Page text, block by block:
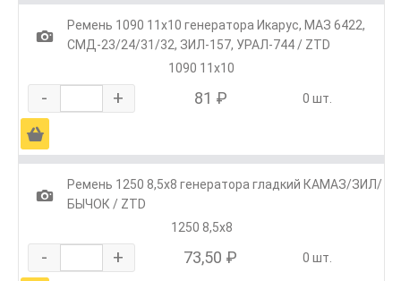
1
Ремень 1090 11x10 генератора Икарус, МАЗ 6422,
СМД-23/24/31/32, ЗИЛ-157, УРАЛ-744 / ZTD
1090 11x10
- + 81 ₽ 0 шт.
Ä
1
Ремень 1250 8,5х8 генератора гладкий КАМАЗ/ЗИЛ/
БЫЧОК / ZTD
1250 8,5х8
- + 73,50 ₽ 0 шт.